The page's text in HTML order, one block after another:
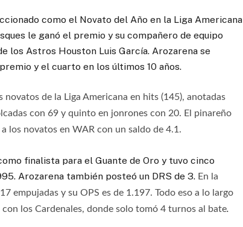
como el Novato del Año en la Liga Americana
le ganó el premio y su compañero de equipo
los Astros Houston Luis García. Arozarena se
y el cuarto en los últimos 10 años.
de la Liga Americana en hits (145), anotadas
con 69 y quinto en jonrones con 20. El pinareño
los novatos en WAR con un saldo de 4.1.
finalista para el Guante de Oro y tuvo cinco
Arozarena también posteó un DRS de 3. En la
empujadas y su OPS es de 1.197. Todo eso a lo largo
los Cardenales, donde solo tomó 4 turnos al bate.